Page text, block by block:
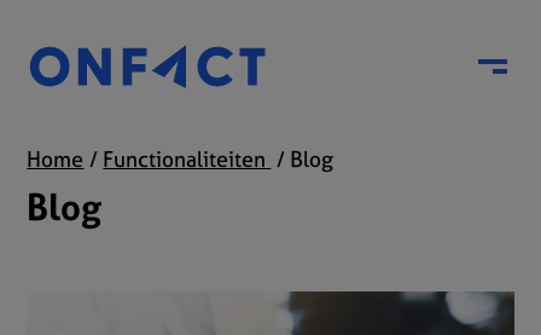
Menu
Home Functionaliteiten Blog
Blog